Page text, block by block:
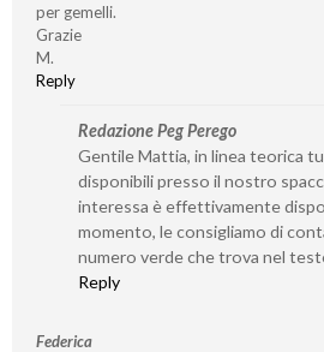
per gemelli.
Grazie
M.
Reply
Redazione Peg Perego
Gentile Mattia, in linea teorica
disponibili presso il nostro
interessa è effettivamente
momento, le consigliamo di
numero verde che trova nel
Reply
Federica